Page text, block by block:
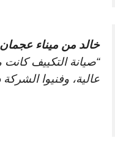
خالد من ميناء
“صيانة التكييف كانت
عالية، وفنيوا